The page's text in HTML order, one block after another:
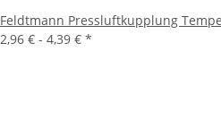
Feldtmann Pressluftkupplung
2,96 € - 4,39 € *